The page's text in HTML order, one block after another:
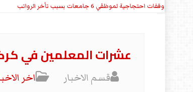
وقفات احتجاجية لموظفي 6 جامعات بسبب تأخر الرواتب
عشرات المعلمين في
قسم الاخبار اخر